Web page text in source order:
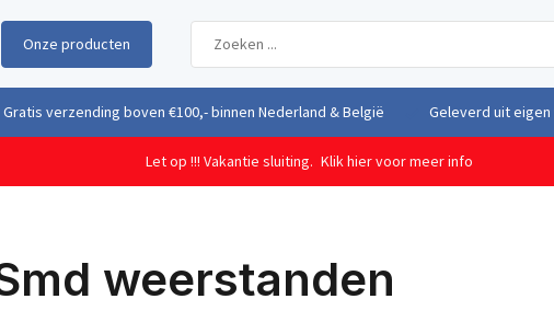
Onze producten
Geleverd uit eigen voorraad vanuit ons magazijn in Nederland Gratis
Let op !!! Vakantie sluiting. Klik hier voor meer info
weerstanden